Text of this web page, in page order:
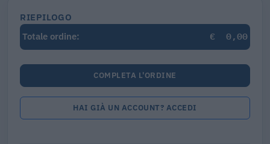
RIEPILOGO
Totale ordine:
€ 0,00
COMPLETA L'ORDINE
HAI GIÀ UN ACCOUNT? ACCEDI